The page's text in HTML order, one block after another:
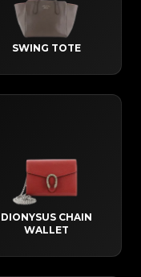
SWING TOTE
DIONYSUS CHAIN
WALLET